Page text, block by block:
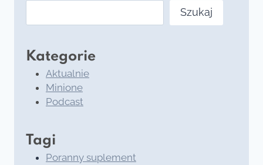
Szukaj
Kategorie
Aktualnie
Minione
Podcast
Tagi
Poranny suplement